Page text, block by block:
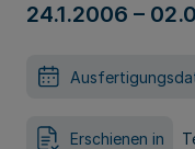
24.1.2006 –
Erschienen in